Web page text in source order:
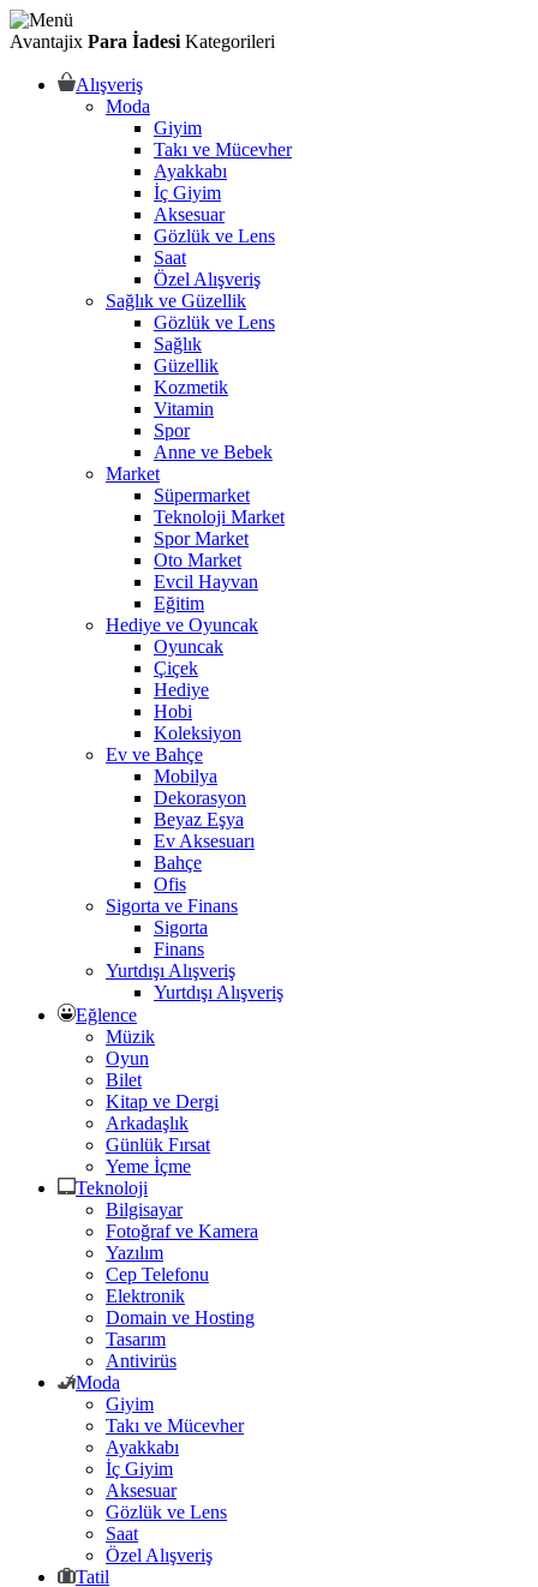
Avantajix Para İadesi Kategorileri
Alışveriş
Moda
Giyim
Takı ve Mücevher
Ayakkabı
İç Giyim
Aksesuar
Gözlük ve Lens
Saat
Özel Alışveriş
Sağlık ve Güzellik
Gözlük ve Lens
Sağlık
Güzellik
Kozmetik
Vitamin
Spor
Anne ve Bebek
Market
Süpermarket
Teknoloji Market
Spor Market
Oto Market
Evcil Hayvan
Eğitim
Hediye ve Oyuncak
Oyuncak
Çiçek
Hediye
Hobi
Koleksiyon
Ev ve Bahçe
Mobilya
Dekorasyon
Beyaz Eşya
Ev Aksesuarı
Bahçe
Ofis
Sigorta ve Finans
Sigorta
Finans
Yurtdışı Alışveriş
Yurtdışı Alışveriş
Eğlence
Müzik
Oyun
Bilet
Kitap ve Dergi
Arkadaşlık
Günlük Fırsat
Yeme İçme
Teknoloji
Bilgisayar
Fotoğraf ve Kamera
Yazılım
Cep Telefonu
Elektronik
Domain ve Hosting
Tasarım
Antivirüs
Moda
Giyim
Takı ve Mücevher
Ayakkabı
İç Giyim
Aksesuar
Gözlük ve Lens
Saat
Özel Alışveriş
Tatil